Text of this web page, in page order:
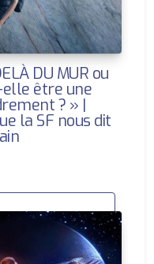
DU MUR ou
elle être une
? » |
la SF nous dit